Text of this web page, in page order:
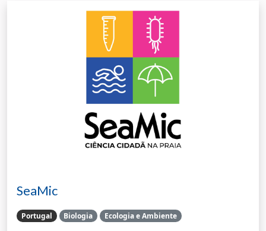
SeaMic
Portugal Biologia Ecologia e Ambiente